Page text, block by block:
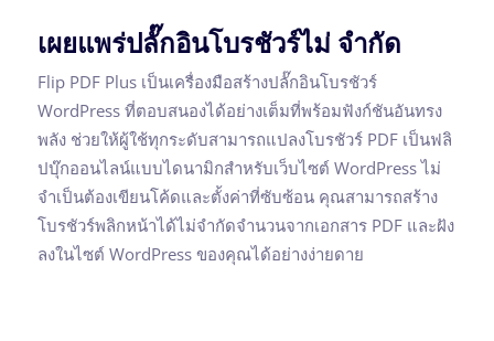
เผยแพร่ปลั๊กอินโบรชัวร์ไม่ จำกัด
Flip PDF Plus เป็นเครื่องมือสร้างปลั๊กอินโบรชัวร์
WordPress ที่ตอบสนองได้อย่างเต็มที่พร้อมฟังก์ชันอันทรง
พลัง ช่วยให้ผู้ใช้ทุกระดับสามารถแปลงโบรชัวร์ PDF เป็นฟลิ
ปบุ๊กออนไลน์แบบไดนามิกสำหรับเว็บไซต์ WordPress ไม่
จำเป็นต้องเขียนโค้ดและตั้งค่าที่ซับซ้อน คุณสามารถสร้าง
โบรชัวร์พลิกหน้าได้ไม่จำกัดจำนวนจากเอกสาร PDF และฝัง
ลงในไซต์ WordPress ของคุณได้อย่างง่ายดาย